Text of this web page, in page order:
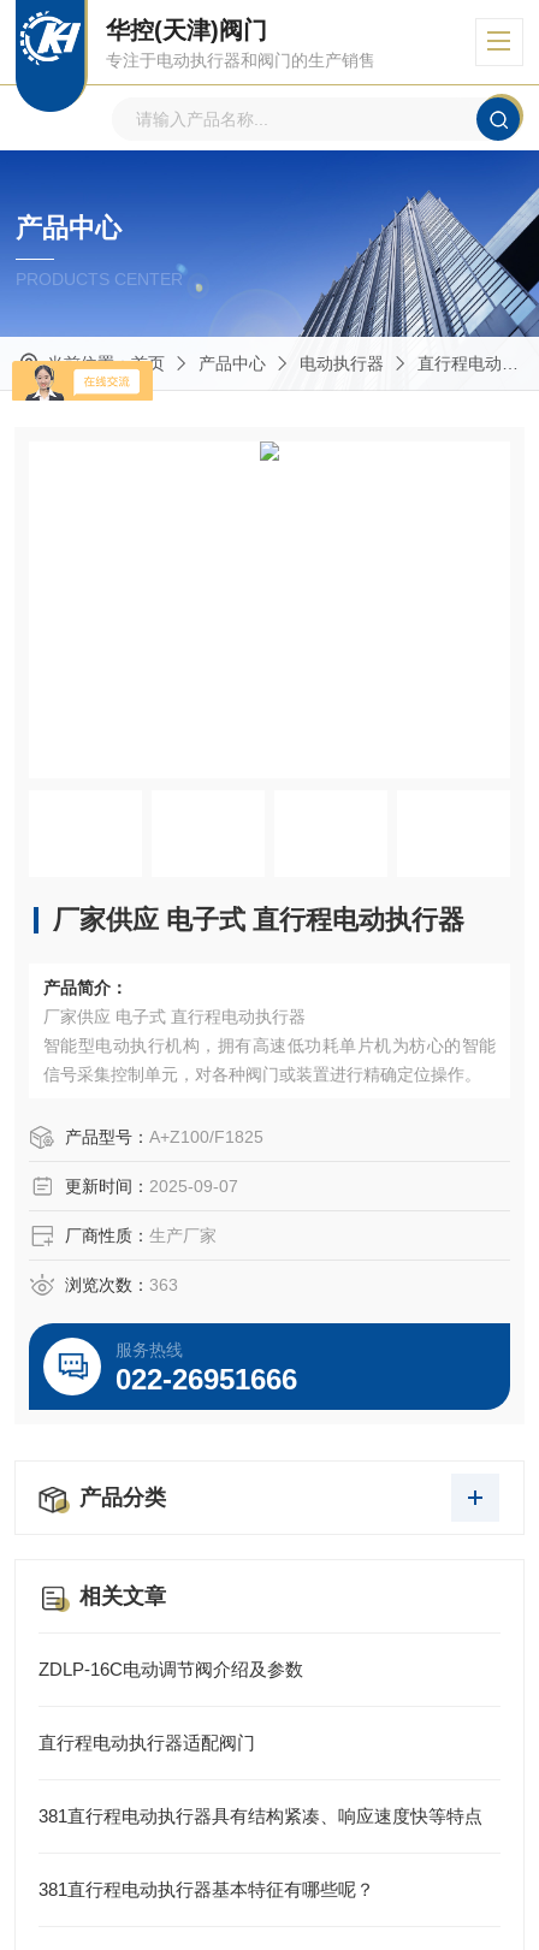
华控(天津)阀门
专注于电动执行器和阀门的生产销售
产品中心
PRODUCTS CENTER
当前位置：首页 产品中心 电动执行器 直行程电动执行器
厂家供应 电子式 直行程电动执行器
产品简介：
厂家供应 电子式 直行程电动执行器
智能型电动执行机构，拥有高速低功耗单片机为枋心的智能
信号采集控制单元，对各种阀门或装置进行精确定位操作。
产品型号： A+Z100/F1825
更新时间： 2025-09-07
厂商性质： 生产厂家
浏览次数： 363
服务热线
022-26951666
产品分类
相关文章
ZDLP-16C电动调节阀介绍及参数
直行程电动执行器适配阀门
381直行程电动执行器具有结构紧凑、响应速度快等特点
381直行程电动执行器基本特征有哪些呢？